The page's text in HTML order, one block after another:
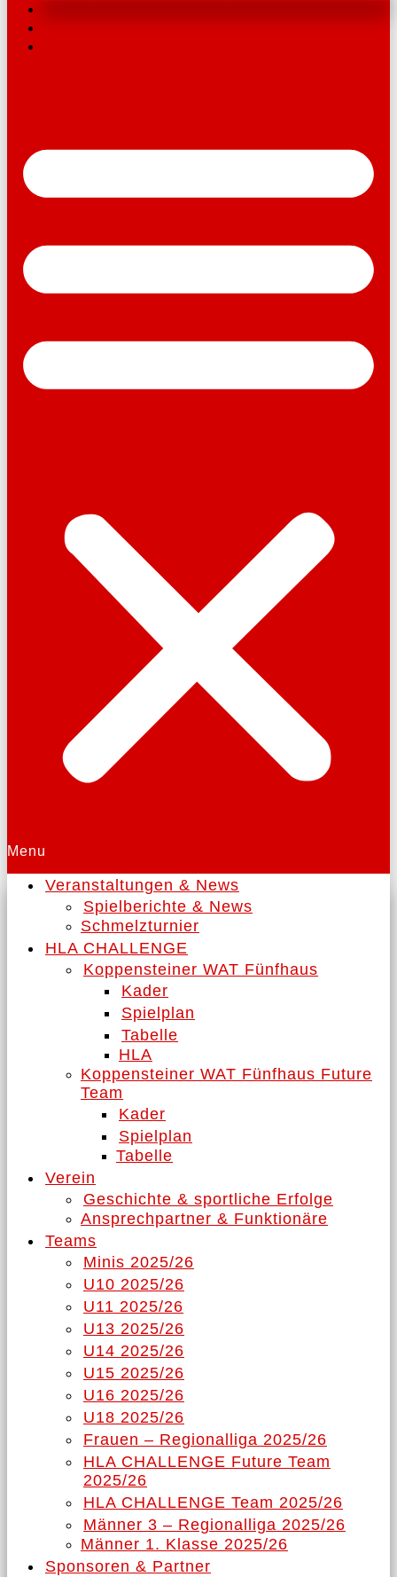
Menu
Veranstaltungen & News
Spielberichte & News
Schmelzturnier
HLA CHALLENGE
Koppensteiner WAT Fünfhaus
Kader
Spielplan
Tabelle
HLA
Koppensteiner WAT Fünfhaus Future
Team
Kader
Spielplan
Tabelle
Verein
Geschichte & sportliche Erfolge
Ansprechpartner & Funktionäre
Teams
Minis 2025/26
U10 2025/26
U11 2025/26
U13 2025/26
U14 2025/26
U15 2025/26
U16 2025/26
U18 2025/26
Frauen – Regionalliga 2025/26
HLA CHALLENGE Future Team
2025/26
HLA CHALLENGE Team 2025/26
Männer 3 – Regionalliga 2025/26
Männer 1. Klasse 2025/26
Sponsoren & Partner